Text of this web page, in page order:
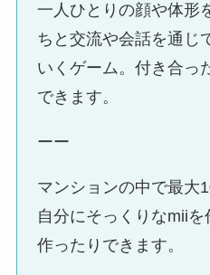
一人ひとりの顔や体形
ちと交流や会話を通じ
いくゲーム。付き合っ
できます。
ーー
マンションの中で最大
自分にそっくりなmii
作ったりできます。